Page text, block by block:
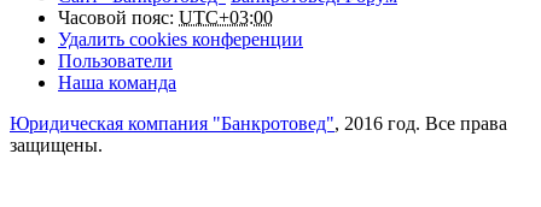
Часовой пояс: UTC+03:00
Удалить cookies конференции
Пользователи
Наша команда
Юридическая компания "Банкротовед", 2016 год. Все права
защищены.